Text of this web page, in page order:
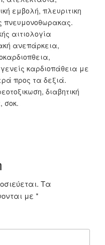
εμβολή, πλευριτικη
πνευμονοθωρακας.
αιτιολογία
ανεπάρκεια,
καρδιοπάθεια με
προς τα δεξιά.
διαβητική
σοκ.
Τα
με *